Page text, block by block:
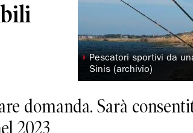
◗Pescatori sportivi da
Sinis (archivio)
domanda. Sarà
2023